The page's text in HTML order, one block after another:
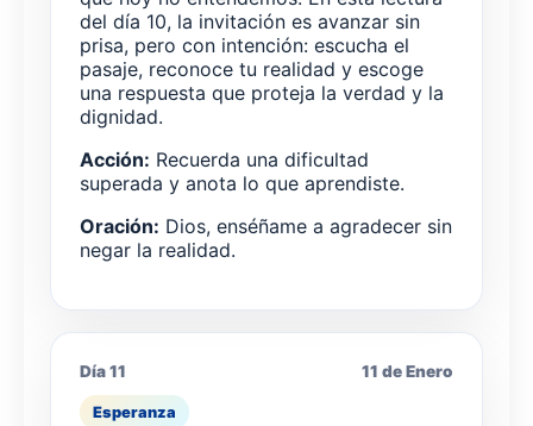
del día 10, la invitación es avanzar sin
prisa, pero con intención: escucha el
pasaje, reconoce tu realidad y escoge
una respuesta que proteja la verdad y la
dignidad.
Acción: Recuerda una dificultad
superada y anota lo que aprendiste.
Oración: Dios, enséñame a agradecer sin
negar la realidad.
Día 11 11 de Enero
Esperanza